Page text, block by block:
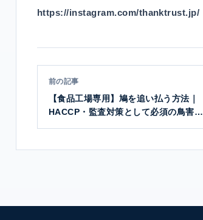
https://instagram.com/thanktrust.jp/
前の記事
【食品工場専用】鳩を追い払う方法｜
HACCP・監査対策として必須の鳥害防